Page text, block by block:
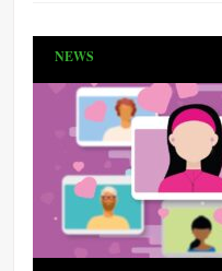
NEWS